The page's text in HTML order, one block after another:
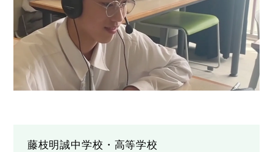
藤枝明誠中学校・高等学校